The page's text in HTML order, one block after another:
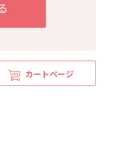
カートページ